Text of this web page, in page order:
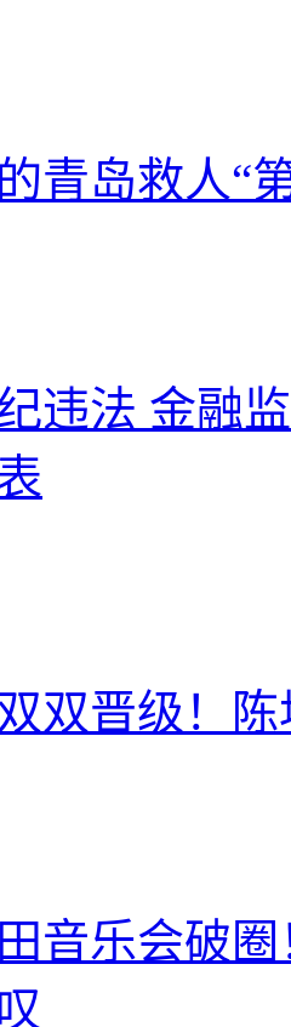
青岛救人“
违法 金融
双晋级！
音乐会破